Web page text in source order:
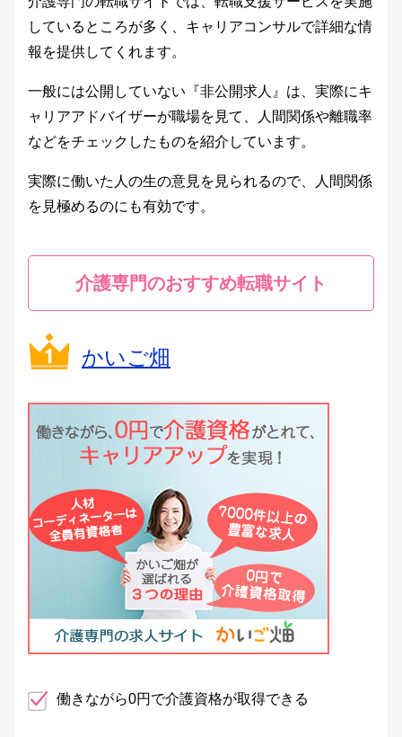
しているところが多く、キャリアコンサルで詳細な情
報を提供してくれます。
一般には公開していない『非公開求人』は、実際にキ
ャリアアドバイザーが職場を見て、人間関係や離職率
などをチェックしたものを紹介しています。
実際に働いた人の生の意見を見られるので、人間関係
を見極めるのにも有効です。
介護専門のおすすめ転職サイト
かいご畑
働きながら0円で介護資格が取得できる